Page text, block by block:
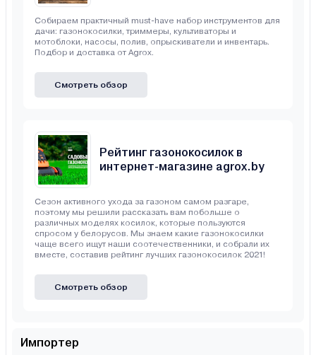
Собираем практичный must-have набор инструментов для
дачи: газонокосилки, триммеры, культиваторы и
мотоблоки, насосы, полив, опрыскиватели и инвентарь.
Подбор и доставка от Agrox.
Смотреть обзор
Рейтинг газонокосилок в
интернет-магазине agrox.by
Сезон активного ухода за газоном самом разгаре,
поэтому мы решили рассказать вам побольше о
различных моделях косилок, которые пользуются
спросом у белорусов. Мы знаем какие газонокосилки
чаще всего ищут наши соотечественники, и собрали их
вместе, составив рейтинг лучших газонокосилок 2021!
Смотреть обзор
Импортер